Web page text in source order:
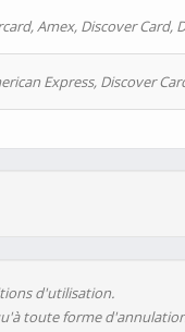
Amex, Discover Card,
Express, Discover
d'utilisation.
toute forme